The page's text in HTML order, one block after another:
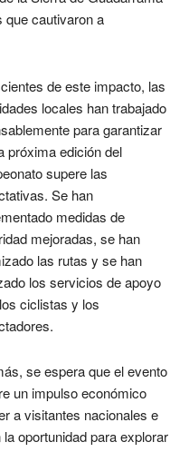
que cautivaron a
de este impacto, las
locales han trabajado
para garantizar
próxima edición del
supere las
Se han
medidas de
mejoradas, se han
las rutas y se han
los servicios de apoyo
ciclistas y los
se espera que el evento
un impulso económico
a visitantes nacionales e
oportunidad para explorar